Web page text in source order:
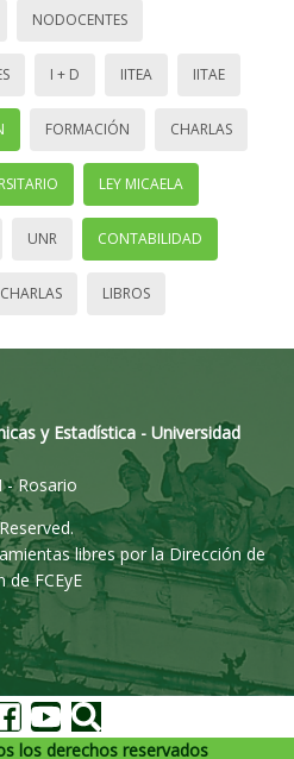
NODOCENTES
I + D IITEA IITAE
FORMACIÓN CHARLAS
LEY MICAELA
UNR CONTABILIDAD
CHARLAS LIBROS
y Estadística - Universidad
- Rosario
libres por la Dirección de
FCEyE
los derechos reservados